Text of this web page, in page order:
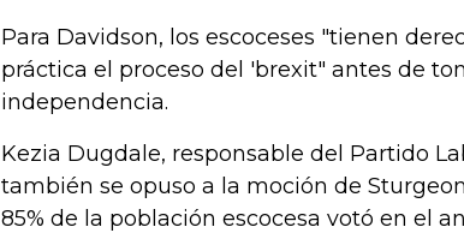
Para Davidson, los escoceses "tienen
práctica el proceso del 'brexit" antes de
independencia.
Kezia Dugdale, responsable del Partido
también se opuso a la moción de
85% de la población escocesa votó en el